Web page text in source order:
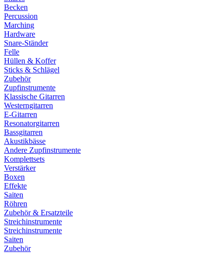
Becken
Percussion
Marching
Hardware
Snare-Ständer
Felle
Hüllen & Koffer
Sticks & Schlägel
Zubehör
Zupfinstrumente
Klassische Gitarren
Westerngitarren
E-Gitarren
Resonatorgitarren
Bassgitarren
Akustikbässe
Andere Zupfinstrumente
Komplettsets
Verstärker
Boxen
Effekte
Saiten
Röhren
Zubehör & Ersatzteile
Streichinstrumente
Streichinstrumente
Saiten
Zubehör